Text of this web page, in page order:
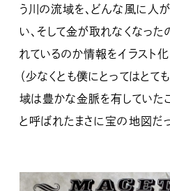
う川の流域を、どんな風に人
い、そして金が取れなくなった
れているのか情報をイラスト
（少なくとも僕にとってはとて
域は豊かな金脈を有していたこ
と呼ばれたまさに宝の地図だ